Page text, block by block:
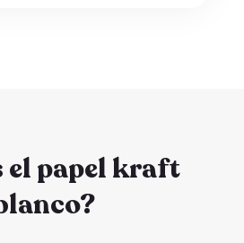
el papel kraft